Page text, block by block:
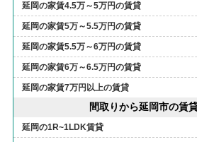
延岡の家賃4.5万～5万円の賃貸
延岡の家賃5万～5.5万円の賃貸
延岡の家賃5.5万～6万円の賃貸
延岡の家賃6万～6.5万円の賃貸
延岡の家賃7万円以上の賃貸
間取りから延岡市の賃
延岡の1R~1LDK賃貸